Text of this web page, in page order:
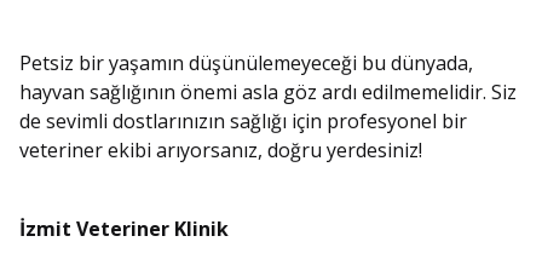
Petsiz bir yaşamın düşünülemeyeceği bu dünyada,
hayvan sağlığının önemi asla göz ardı edilmemelidir. Siz
de sevimli dostlarınızın sağlığı için profesyonel bir
veteriner ekibi arıyorsanız, doğru yerdesiniz!
İzmit Veteriner Klinik